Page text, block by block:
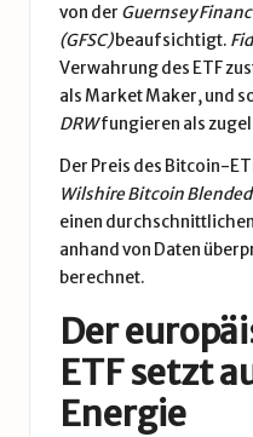
von der Guernsey
(GFSC)beaufsichtigt.
Verwahrung des ETF
als Market Maker, und
DRWfungieren als
Der Preis des Bitcoin-
Wilshire Bitcoin Blended
einen durchschnittlichen
anhand von Daten
berechnet.
Der
ETF setzt
Energie